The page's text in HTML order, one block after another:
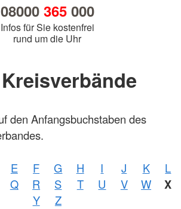
08000 365000
Infos für Sie kostenfrei
rund um die Uhr
den Anfangsbuchstaben des
E F G H I J K
L
Q R S T U V W X
Y Z